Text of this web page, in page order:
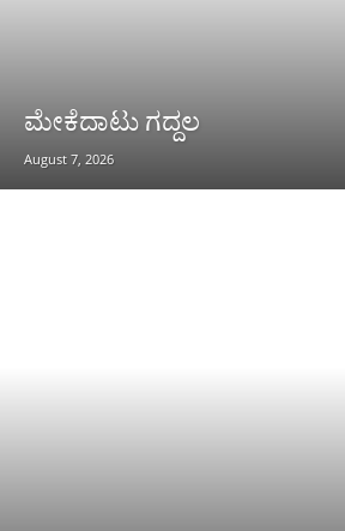
ಮೇಕೆದಾಟು ಗದ್ದಲ
August 7, 2026